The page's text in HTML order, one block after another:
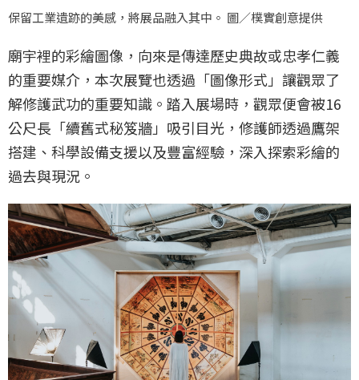
保留工業遺跡的美感，將展品融入其中。 圖／樸實創意提供
廟宇裡的彩繪圖像，向來是傳達歷史典故或忠孝仁義
的重要媒介，本次展覽也透過「圖像形式」讓觀眾了
解修護武功的重要知識。踏入展場時，觀眾便會被16
公尺長「續舊式秘笈牆」吸引目光，修護師透過鷹架
搭建、科學設備支援以及豐富經驗，深入探索彩繪的
過去與現況。